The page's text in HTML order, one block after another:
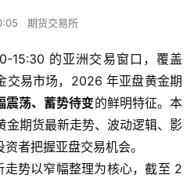
期货交易所
15:30 的亚洲交易窗口，覆盖
交易市场，2026 年亚盘黄金期
震荡、蓄势待变的鲜明特征。本
期货最新走势、波动逻辑、影
者把握亚盘交易机会。
势以窄幅整理为核心，截至 2